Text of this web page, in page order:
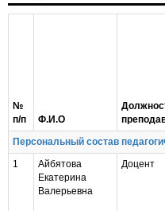
№
п/п
Ф.И.О
Персональный состав
1
Айбятова
Екатерина
Валерьевна
Доцент